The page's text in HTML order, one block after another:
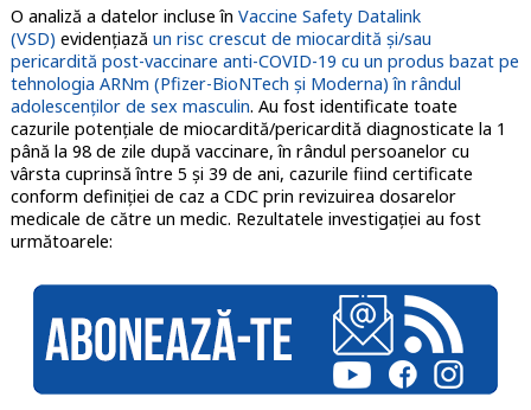
O analiză a datelor incluse în Vaccine Safety Datalink
(VSD) evidențiază un risc crescut de miocardită și/sau
pericardită post-vaccinare anti-COVID-19 cu un produs bazat pe
tehnologia ARNm (Pfizer-BioNTech și Moderna) în rândul
adolescenților de sex masculin. Au fost identificate toate
cazurile potențiale de miocardită/pericardită diagnosticate la 1
până la 98 de zile după vaccinare, în rândul persoanelor cu
vârsta cuprinsă între 5 și 39 de ani, cazurile fiind certificate
conform definiției de caz a CDC prin revizuirea dosarelor
medicale de către un medic. Rezultatele investigației au fost
următoarele: